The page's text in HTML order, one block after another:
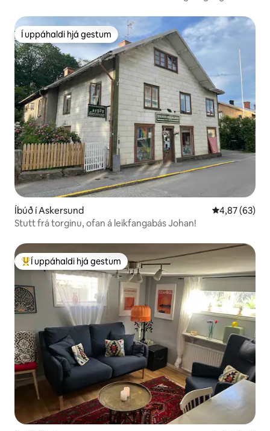
Í uppáhaldi hjá gestum
Í uppáhaldi hjá gestum
Íbúð í Askersund 4,87 af 5 í
4,87 (63)
Stutt frá torginu, ofan á leikfangabás Johan!
Í mestu uppáhaldi hjá gestum
Í uppáhaldi hjá gestum